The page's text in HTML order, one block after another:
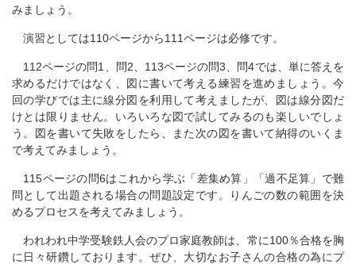
みましょう。
演習としては110ページから111ページは必修です。
112ページの問1、問2、113ページの問3、問4では、単に答えを
求めるだけではなく、図に書いて考える練習を進めましょう。今
回の学びでは主に線分図を利用して考えましたが、図は線分図だ
けとは限りません。いろいろな図で試してみるのも楽しいでしょ
う。図を書いて失敗をしたら、また次の図を書いて納得のいくま
で考えてみましょう。
115ページの問6はこれから学ぶ「差集め算」「過不足算」で難
問として出題される場合の問題設定です。りんごの数の範囲を決
めるプロセスを考えてみましょう。
われわれ中学受験鉄人会のプロ家庭教師は、常に100％合格を胸
に日々研鑽しております。ぜひ、大切なお子さんの合格の為にプ